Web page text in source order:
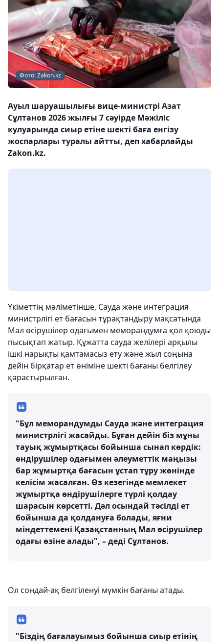
Фото: Zakon.kz
Ауыл шаруашылығы вице-министрі Азат
Сұлтанов 2026 жылғы 7 сәуірде Мәжіліс
кулуарында сиыр етіне шекті баға енгізу
жоспарлары туралы айтты, деп хабарлайды
Zakon.kz.
Үкіметтің мәліметінше, Сауда және интеграция
министрлігі ет бағасын тұрақтандыру мақсатында
Мал өсірушілер одағымен меморандумға қол қоюды
пысықтап жатыр. Құжатта сауда желілері арқылы
ішкі нарықты қамтамасыз ету және жыл соңына
дейін бірқатар ет өніміне шекті бағаны белгілеу
қарастырылған.
"Бұл меморандумды Сауда және интеграция
министрлігі жасайды. Бұған дейін біз мұны
тауық жұмыртқасы бойынша сынап көрдік:
өндірушілер одағымен әлеуметтік маңызы
бар жұмыртқа бағасын ұстап тұру жөнінде
келісім жасалған. Өз кезегінде мемлекет
жұмыртқа өндірушілерге түрлі қолдау
шарасын көрсетті. Дәл осындай тәсілді ет
бойынша да қолдануға болады, яғни
міндеттемені Қазақстанның Мал өсірушілер
одағы өзіне алады", – деді Сұлтанов.
Ол сондай-ақ белгіленуі мүмкін бағаны атады.
"Біздің бағалауымыз бойынша сиыр етінің